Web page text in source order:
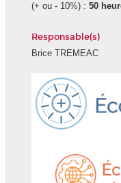
(+ ou - 10%) : 50
Responsable(s)
Brice TREMEAC